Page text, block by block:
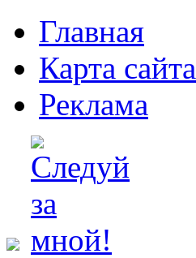
Главная
Карта сайта
Реклама